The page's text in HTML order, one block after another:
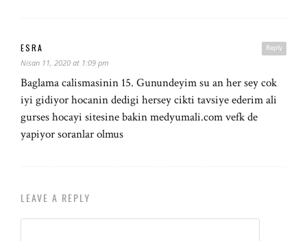
Reply
ESRA
Nisan 11, 2020 at 1:09 pm
Baglama calismasinin 15. Gunundeyim su an her sey cok
iyi gidiyor hocanin dedigi hersey cikti tavsiye ederim ali
gurses hocayi sitesine bakin medyumali.com vefk de
yapiyor soranlar olmus
LEAVE A REPLY